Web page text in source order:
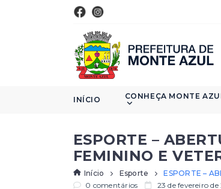
INÍCIO CONHEÇA MONTE
ESPORTE –
FEMININO E
Início Esporte
ESPORTE –
0 comentários
23 de fevereiro